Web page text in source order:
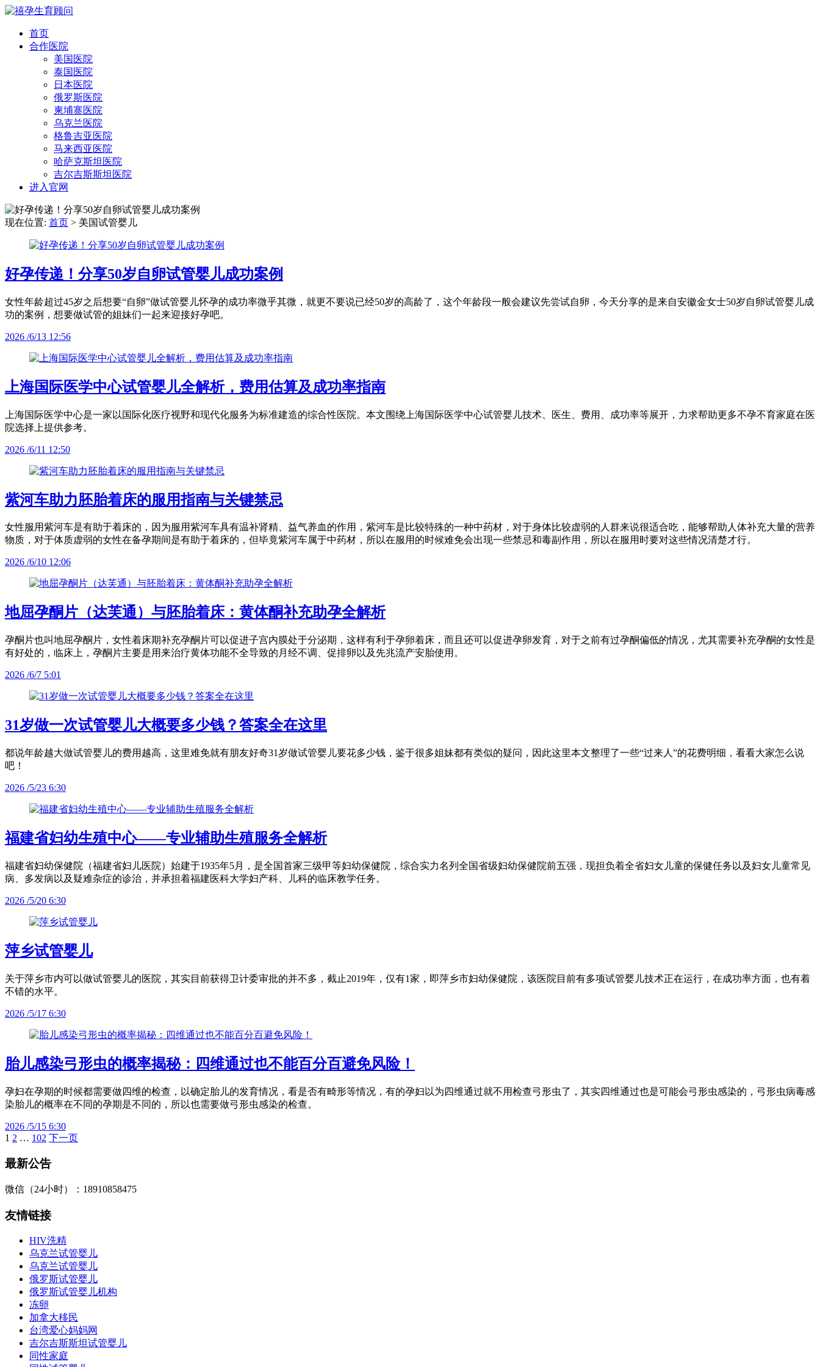
首页
合作医院
美国医院
泰国医院
日本医院
俄罗斯医院
柬埔寨医院
乌克兰医院
格鲁吉亚医院
马来西亚医院
哈萨克斯坦医院
吉尔吉斯斯坦医院
进入官网
现在位置: 首页 > 美国试管婴儿
好孕传递！分享50岁自卵试管婴儿成功案例
女性年龄超过45岁之后想要“自卵”做试管婴儿怀孕的成功率微乎其微，就更不要说已经50岁的高龄了，这个年龄段一般会建议先尝试自卵，今天分享的是来自安徽金女士50岁自卵试管婴儿成
功的案例，想要做试管的姐妹们一起来迎接好孕吧。
2026 /6/13 12:56
上海国际医学中心试管婴儿全解析，费用估算及成功率指南
上海国际医学中心是一家以国际化医疗视野和现代化服务为标准建造的综合性医院。本文围绕上海国际医学中心试管婴儿技术、医生、费用、成功率等展开，力求帮助更多不孕不育家庭在医
院选择上提供参考。
2026 /6/11 12:50
紫河车助力胚胎着床的服用指南与关键禁忌
女性服用紫河车是有助于着床的，因为服用紫河车具有温补肾精、益气养血的作用，紫河车是比较特殊的一种中药材，对于身体比较虚弱的人群来说很适合吃，能够帮助人体补充大量的营养
物质，对于体质虚弱的女性在备孕期间是有助于着床的，但毕竟紫河车属于中药材，所以在服用的时候难免会出现一些禁忌和毒副作用，所以在服用时要对这些情况清楚才行。
2026 /6/10 12:06
地屈孕酮片（达芙通）与胚胎着床：黄体酮补充助孕全解析
孕酮片也叫地屈孕酮片，女性着床期补充孕酮片可以促进子宫内膜处于分泌期，这样有利于孕卵着床，而且还可以促进孕卵发育，对于之前有过孕酮偏低的情况，尤其需要补充孕酮的女性是
有好处的，临床上，孕酮片主要是用来治疗黄体功能不全导致的月经不调、促排卵以及先兆流产安胎使用。
2026 /6/7 5:01
31岁做一次试管婴儿大概要多少钱？答案全在这里
都说年龄越大做试管婴儿的费用越高，这里难免就有朋友好奇31岁做试管婴儿要花多少钱，鉴于很多姐妹都有类似的疑问，因此这里本文整理了一些“过来人”的花费明细，看看大家怎么说
吧！
2026 /5/23 6:30
福建省妇幼生殖中心——专业辅助生殖服务全解析
福建省妇幼保健院（福建省妇儿医院）始建于1935年5月，是全国首家三级甲等妇幼保健院，综合实力名列全国省级妇幼保健院前五强，现担负着全省妇女儿童的保健任务以及妇女儿童常见
病、多发病以及疑难杂症的诊治，并承担着福建医科大学妇产科、儿科的临床教学任务。
2026 /5/20 6:30
萍乡试管婴儿
关于萍乡市内可以做试管婴儿的医院，其实目前获得卫计委审批的并不多，截止2019年，仅有1家，即萍乡市妇幼保健院，该医院目前有多项试管婴儿技术正在运行，在成功率方面，也有着
不错的水平。
2026 /5/17 6:30
胎儿感染弓形虫的概率揭秘：四维通过也不能百分百避免风险！
孕妇在孕期的时候都需要做四维的检查，以确定胎儿的发育情况，看是否有畸形等情况，有的孕妇以为四维通过就不用检查弓形虫了，其实四维通过也是可能会弓形虫感染的，弓形虫病毒感
染胎儿的概率在不同的孕期是不同的，所以也需要做弓形虫感染的检查。
2026 /5/15 6:30
文
章
页
1 2 … 102 下一页
最新公告
微信（24小时）：18910858475
友情链接
HIV洗精
乌克兰试管婴儿
乌克兰试管婴儿
俄罗斯试管婴儿
俄罗斯试管婴儿机构
冻卵
加拿大移民
台湾爱心妈妈网
吉尔吉斯斯坦试管婴儿
同性家庭